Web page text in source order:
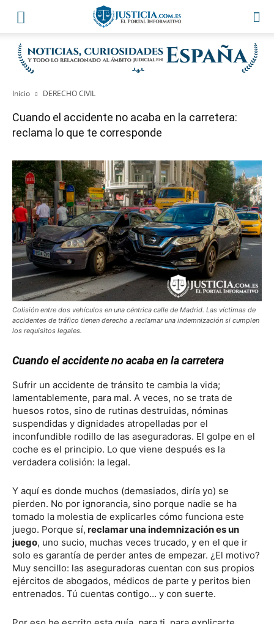
Inicio DERECHO CIVIL
Cuando el accidente no acaba en la carretera:
reclama lo que te corresponde
Colisión entre dos vehículos en una céntrica calle de Madrid. Las víctimas de
accidentes de tráfico tienen derecho a reclamar una indemnización si cumplen
los requisitos legales.
Cuando el accidente no acaba en la carretera
Sufrir un accidente de tránsito te cambia la vida;
lamentablemente, para mal. A veces, no se trata de
huesos rotos, sino de rutinas destruidas, nóminas
suspendidas y dignidades atropelladas por el
inconfundible rodillo de las aseguradoras. El golpe en el
coche es el principio. Lo que viene después es la
verdadera colisión: la legal.
Y aquí es donde muchos (demasiados, diría yo) se
pierden. No por ignorancia, sino porque nadie se ha
tomado la molestia de explicarles cómo funciona este
juego. Porque sí, reclamar una indemnización es un
juego, uno sucio, muchas veces trucado, y en el que ir
solo es garantía de perder antes de empezar. ¿El motivo?
Muy sencillo: las aseguradoras cuentan con sus propios
ejércitos de abogados, médicos de parte y peritos bien
entrenados. Tú cuentas contigo… y con suerte.